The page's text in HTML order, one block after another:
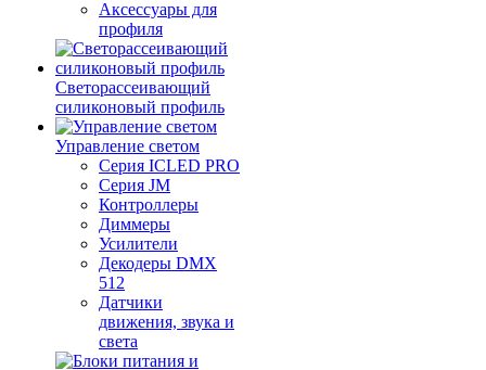
Аксессуары для
профиля
Светорассеивающий
силиконовый профиль
Управление светом
Серия ICLED PRO
Серия JM
Контроллеры
Диммеры
Усилители
Декодеры DMX
512
Датчики
движения, звука и
света